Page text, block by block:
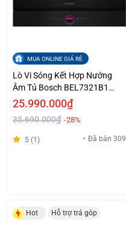
MUA ONLINE GIÁ RẺ
Lò Vi Sóng Kết Hợp Nướng
Âm Tủ Bosch BEL7321B1
Series 8 Điều Khiển Cảm Ứng
Giá Siêu Ưu Đãi
25.990.000₫
35.690.000₫ -28%
5 (1) Đã bán 309
Hot Hỗ trợ trả góp